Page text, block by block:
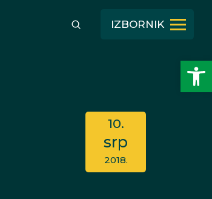
Open toolbar
IZBORNIK
10.
srp
2018.